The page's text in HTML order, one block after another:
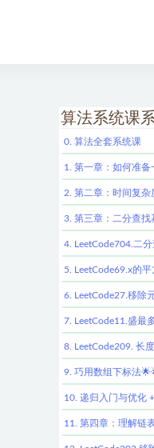
算法系统课
0. 算法全套系统课
1. 第一章：如何准备
2. 第二章：时间复杂
3. 第三章：二分查找
4. LeetCode704.二
5. LeetCode69.x的
6. LeetCode27.移除
7. LeetCode11.盛最
8. LeetCode209. 长
9. 巧用数组下标法
10. 递归入门与优化
11. 第四章：理解链